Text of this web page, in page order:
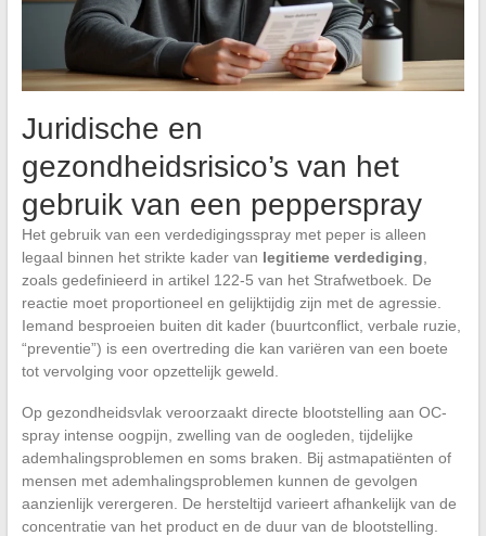
Juridische en
gezondheidsrisico’s van het
gebruik van een pepperspray
Het gebruik van een verdedigingsspray met peper is alleen
legaal binnen het strikte kader van legitieme verdediging
zoals gedefinieerd in artikel 122-5 van het Strafwetboek. De
reactie moet proportioneel en gelijktijdig zijn met de agressie.
Iemand besproeien buiten dit kader (buurtconflict, verbale ruzie,
“preventie”) is een overtreding die kan variëren van een boete
tot vervolging voor opzettelijk geweld.
Op gezondheidsvlak veroorzaakt directe blootstelling aan OC-
spray intense oogpijn, zwelling van de oogleden, tijdelijke
ademhalingsproblemen en soms braken. Bij astmapatiënten of
mensen met ademhalingsproblemen kunnen de gevolgen
aanzienlijk verergeren. De hersteltijd varieert afhankelijk van de
concentratie van het product en de duur van de blootstelling.